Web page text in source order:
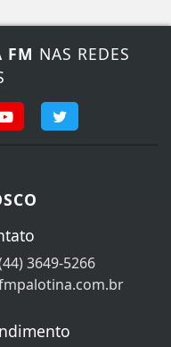
FM NAS REDES
3649-5266